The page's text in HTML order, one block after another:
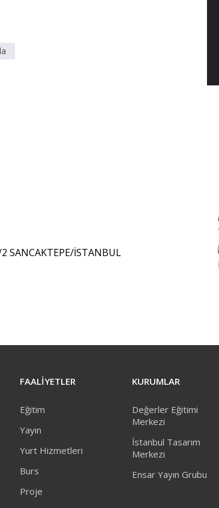
SANCAKTEPE/İSTANBUL
FAALİYETLER
Eğitim
Yayın
Yurt Hizmetleri
Burs
Proje
KURUMLAR
Değerler Eğitimi
Merkezi
İstanbul Tasarım
Merkezi
Ensar Yayın Grubu